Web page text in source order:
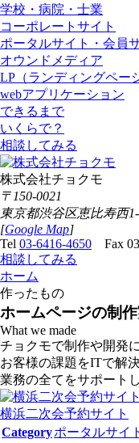
学校・病院・士業
コーポレートサイト
ポータルサイト・会員
オウンドメディア
LP（ランディングペー
webアプリケーション
できるまで
いくらで？
相談してみる
株式会社チョクモ
〒150-0021
東京都渋谷区恵比寿西
[Google Map]
Tel 03-6416-4650 Fax
相談してみる
ホーム
作ったもの
ホームページの制
What we made
チョクモで制作や開発
お客様の課題をITで解
業務の全てをサポート
横浜二次会予約サイト
Categoryポータルサイ